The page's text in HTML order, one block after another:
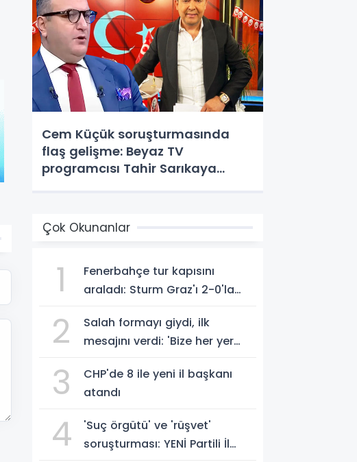
Cem Küçük soruşturmasında
flaş gelişme: Beyaz TV
programcısı Tahir Sarıkaya
Çok Okunanlar
1
Fenerbahçe tur kapısını
araladı: Sturm Graz'ı 2-0'la
2
Salah formayı giydi, ilk
mesajını verdi: 'Bize her yer
3
CHP'de 8 ile yeni il başkanı
atandı
4
'Suç örgütü' ve 'rüşvet'
soruşturması: YENİ Partili İl